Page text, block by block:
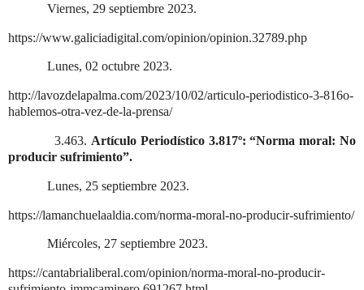
Viernes, 29 septiembre 2023.
https://www.galiciadigital.com/opinion/opinion.32789.php
Lunes, 02 octubre 2023.
http://lavozdelapalma.com/2023/10/02/articulo-periodistico-3-816o-
hablemos-otra-vez-de-la-prensa/
3.463. Artículo Periodístico 3.817º: “Norma moral: No
producir sufrimiento”.
Lunes, 25 septiembre 2023.
https://lamanchuelaaldia.com/norma-moral-no-producir-sufrimiento/
Miércoles, 27 septiembre 2023.
https://cantabrialiberal.com/opinion/norma-moral-no-producir-